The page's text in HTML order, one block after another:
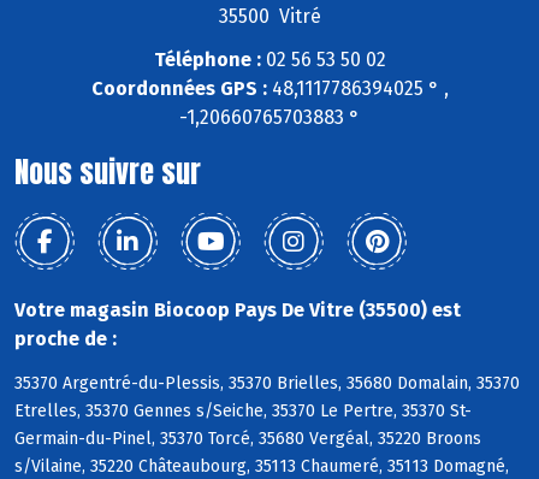
35500 Vitré
Téléphone :02 56 53 50 02
Coordonnées GPS :48,1117786394025 ° ,
-1,20660765703883 °
Nous suivre sur
Votre magasin Biocoop Pays De Vitre (35500) est
proche de :
35370 Argentré-du-Plessis, 35370 Brielles, 35680 Domalain, 35370
Etrelles, 35370 Gennes s/Seiche, 35370 Le Pertre, 35370 St-
Germain-du-Pinel, 35370 Torcé, 35680 Vergéal, 35220 Broons
s/Vilaine, 35220 Châteaubourg, 35113 Chaumeré, 35113 Domagné,